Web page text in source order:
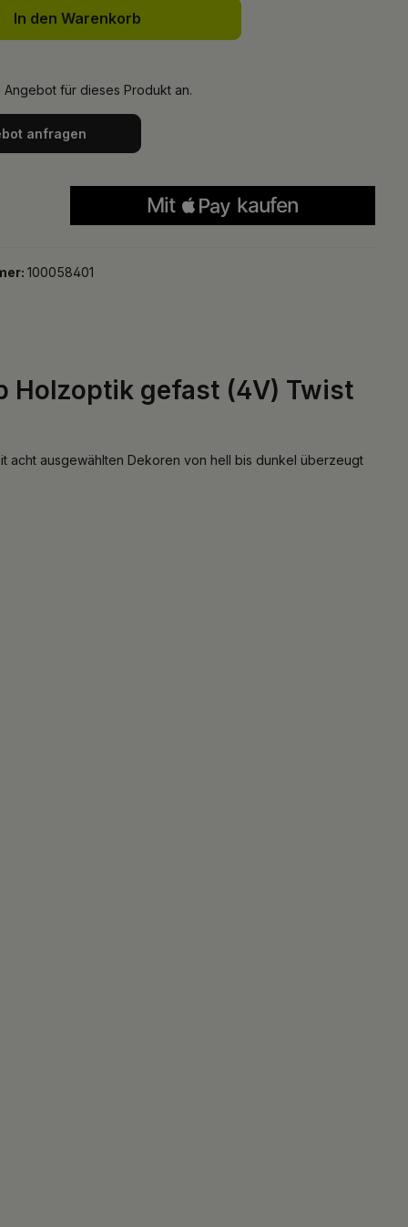
In den Warenkorb
Angebot für dieses Produkt an.
anfragen
100058401
Holzoptik gefast (4V) Twist
acht ausgewählten Dekoren von hell bis dunkel überzeugt